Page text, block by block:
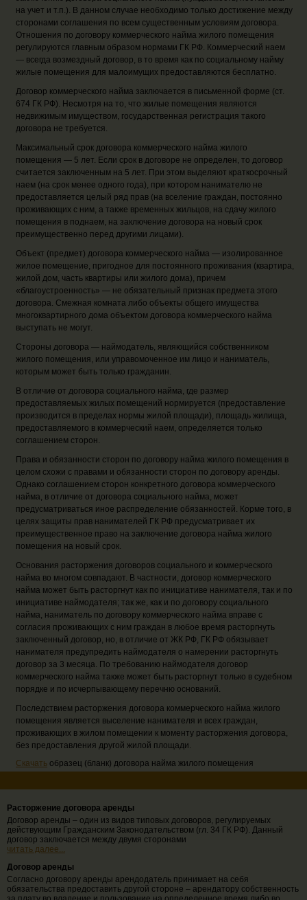
на учет и т.п.). В данном случае необходимо только достижение между
сторонами соглашения по всем существенным условиям договора.
Отношения по договору коммерческого найма жилого помещения
регулируются главным образом нормами ГК РФ. Коммерческий наем
— всегда возмездный договор, в то время как по социальному найму
жилые помещения для малоимущих предоставляются бесплатно.
Договор коммерческого найма заключается в письменной форме (ст.
674 ГК РФ). Несмотря на то, что жилые помещения являются
недвижимым имуществом, государственная регистрация такого
договора не требуется.
Максимальный срок договора коммерческого найма жилого
помещения — 5 лет. Если срок в договоре не определен, то договор
считается заключенным на 5 лет. При этом выделяют краткосрочный
наем (на срок менее одного года), при котором нанимателю не
предоставляется целый ряд прав (на вселение граждан, постоянно
проживающих с ним, а также временных жильцов, на сдачу жилого
помещения в поднаем, на заключение договора на новый срок
преимущественно перед другими лицами).
Объект (предмет) договора коммерческого найма — изолированное
жилое помещение, пригодное для постоянного проживания (квартира,
жилой дом, часть квартиры или жилого дома), причем
«благоустроенность» — не обязательный признак предмета этого
договора. Смежная комната либо объекты общего имущества
многоквартирного дома объектом договора коммерческого найма
выступать не могут.
Стороны договора — наймодатель, являющийся собственником
жилого помещения, или управомоченное им лицо и наниматель,
которым может быть только гражданин.
В отличие от договора социального найма, где размер
предоставляемых жилых помещений нормируется (предоставление
производится в пределах нормы жилой площади), площадь жилища,
предоставляемого в коммерческий наем, определяется только
соглашением сторон.
Права и обязанности сторон по договору найма жилого помещения в
целом схожи с правами и обязанности сторон по договору аренды.
Однако соглашением сторон конкретного договора коммерческого
найма, в отличие от договора социального найма, может
предусматриваться иное распределение обязанностей. Корме того, в
целях защиты прав нанимателей ГК РФ предусматривает их
преимущественное право на заключение договора найма жилого
помещения на новый срок.
Основания расторжения договоров социального и коммерческого
найма во многом совпадают. В частности, договор коммерческого
найма может быть расторгнут как по инициативе нанимателя, так и по
инициативе наймодателя; так же, как и по договору социального
найма, наниматель по договору коммерческого найма вправе с
согласия проживающих с ним граждан в любое время расторгнуть
заключенный договор, но, в отличие от ЖК РФ, ГК РФ обязывает
нанимателя предупредить наймодателя о намерении расторгнуть
договор за 3 месяца. По требованию наймодателя договор
коммерческого найма также может быть расторгнут только в судебном
порядке и по исчерпывающему перечню оснований.
Последствием расторжения договора коммерческого найма жилого
помещения является выселение нанимателя и всех граждан,
проживающих в жилом помещении к моменту расторжения договора,
без предоставления другой жилой площади.
Скачать образец (бланк) договора найма жилого помещения
Расторжение договора аренды
Договор аренды – один из видов типовых договоров, регулируемых
действующим Гражданским Законодательством (гл. 34 ГК РФ). Данный
договор заключается между двумя сторонами
читать далее...
Договор аренды
Согласно договору аренды арендодатель принимает на себя
обязательства предоставить другой стороне – арендатору собственность